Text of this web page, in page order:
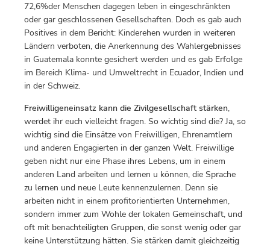
72,6%der Menschen dagegen leben in eingeschränkten
oder gar geschlossenen Gesellschaften. Doch es gab auch
Positives in dem Bericht: Kinderehen wurden in weiteren
Ländern verboten, die Anerkennung des Wahlergebnisses
in Guatemala konnte gesichert werden und es gab Erfolge
im Bereich Klima- und Umweltrecht in Ecuador, Indien und
in der Schweiz.
Freiwilligeneinsatz kann die Zivilgesellschaft stärken,
werdet ihr euch vielleicht fragen. So wichtig sind die? Ja, so
wichtig sind die Einsätze von Freiwilligen, Ehrenamtlern
und anderen Engagierten in der ganzen Welt. Freiwillige
geben nicht nur eine Phase ihres Lebens, um in einem
anderen Land arbeiten und lernen u können, die Sprache
zu lernen und neue Leute kennenzulernen. Denn sie
arbeiten nicht in einem profitorientierten Unternehmen,
sondern immer zum Wohle der lokalen Gemeinschaft, und
oft mit benachteiligten Gruppen, die sonst wenig oder gar
keine Unterstützung hätten. Sie stärken damit gleichzeitig